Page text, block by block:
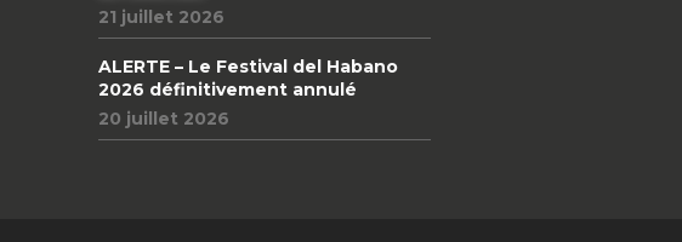
21 juillet 2026
ALERTE – Le Festival del Habano
2026 définitivement annulé
20 juillet 2026